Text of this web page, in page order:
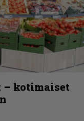
kotimaiset